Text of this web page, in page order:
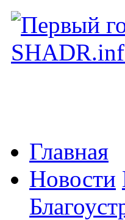
Главная
Новости